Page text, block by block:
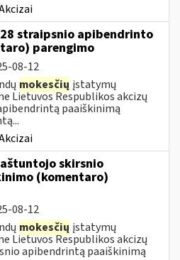
straipsnio apibendrinto
parengimo
08-12
mokesčių įstatymų
Lietuvos Respublikos akcizų
paaiškinimą
skirsnio
(komentaro)
08-12
mokesčių įstatymų
Lietuvos Respublikos akcizų
apibendrintą paaiškinimą